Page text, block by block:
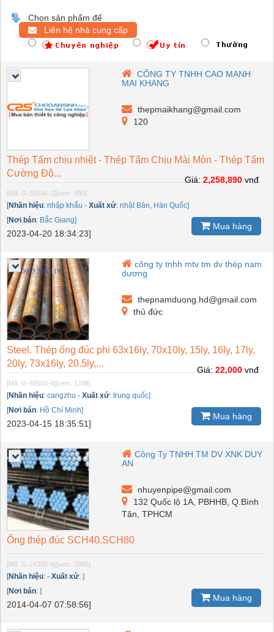
Chọn sản phẩm để
Liên hệ nhà cung cấp
CÔNG TY TNHH CAO MẠNH
MAI KHANG
thepmaikhang@gmail.com
120
Thép Tấm chịu nhiệt - Thép Tấm Chịu Mài Mòn - Thép Tấm
Cường Độ...
[Mã: G-59146-1] [xem: 990]
[Nhãn hiệu: nhập khẩu - Xuất xứ: nhật Bản, Hàn Quốc]
[Nơi bán: Bắc Giang]
2023-04-20 18:34:23]
Giá:2,258,890vnđ
Mua hàng
công ty tnhh mtv tm dv thép nam
dương
thepnamduong.hd@gmail.com
thủ đức
Steel. Thép ống đúc phi 63x16ly, 70x10ly, 15ly, 16ly, 17ly,
20ly, 73x16ly, 20.5ly,...
[Mã: G-58560-4] [xem: 1248]
[Nhãn hiệu: cangzhu - Xuất xứ: trung quốc]
[Nơi bán: Hồ Chí Minh]
2023-04-15 18:35:51]
Giá:22,000vnđ
Mua hàng
Công Ty TNHH TM DV XNK DUY
AN
nhuyenpipe@gmail.com
132 Quốc lộ 1A, PBHHB, Q.Bình
Tân, TPHCM
Ống thép đúc SCH40,SCH80
[Mã: G-24305-6] [xem: 3955]
[Nhãn hiệu: - Xuất xứ: ]
[Nơi bán: ]
2014-04-07 07:58:56]
Mua hàng